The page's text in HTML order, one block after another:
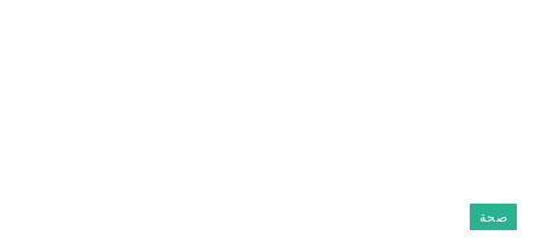
صحة